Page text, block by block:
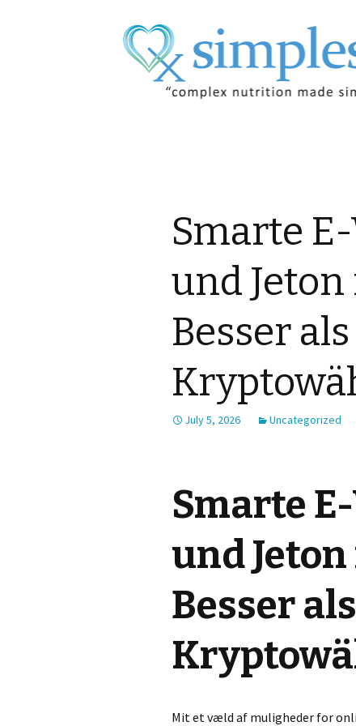
Smarte
und
Besser als
July 5, 2026 Uncategorized
Smarte
und
Besser als
Mit et væld af muligheder for